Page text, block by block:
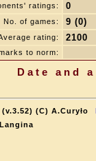
ratings: 0
No. of games: 9 (0)
rating: 2100
to norm:
Date and
(C) A.Curyło